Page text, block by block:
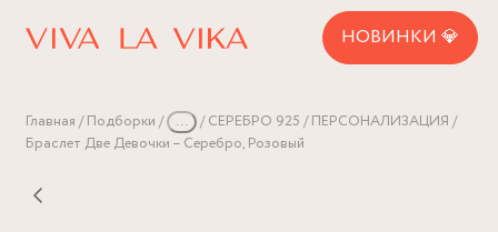
НОВИНКИ 💎
Главная Подборки ... СЕРЕБРО 925
ПЕРСОНАЛИЗАЦИЯ
Браслет Две Девочки – Серебро, Розовый